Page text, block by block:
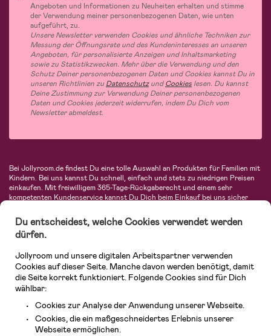
Angeboten und Informationen zu Neuheiten erhalten und stimme
der Verwendung meiner personenbezogenen Daten, wie unten
aufgeführt, zu.
Unsere Newsletter verwenden Cookies und ähnliche Techniken zur
Messung der Öffnungsrate und des Kundeninteresses an unseren
Angeboten, für personalisierte Anzeigen und Inhaltsmarketing
sowie zu Statistikzwecken. Mehr über die Verwendung und den
Schutz Deiner personenbezogenen Daten und Cookies kannst Du in
unseren Richtlinien zu DatenschutzundCookies lesen. Du kannst
Deine Zustimmung zur Verwendung Deiner personenbezogenen
Daten und Cookies jederzeit widerrufen, indem Du Dich vom
Newsletter abmeldest.
Bei Jollyroom.de findest Du eine tolle Auswahl an Produkten für Familien mit
Kindern. Bei uns kannst Du schnell, einfach und stets zu niedrigen Preisen
einkaufen. Mit freiwilligem 365-Tage-Rückgaberecht und einem sehr
kompetenten Kundenservice kannst Du Dich beim Einkauf bei uns sicher
Autositze, Kinder- und Babymode, Produkte für Mütter und eine Menge
fantastischer Einrichtungsgegenstände, Spielsachen, Babyprodukte und
vieles mehr. Wir haben Produkte von bekannten Herstellern wie Britax, Maxi-
Avent, Jack Wolfskin, Cybex, LEGO und vielen mehr. Schau Dich um in
unserer vielfältigen Online-Boutique für Kinder & Babys. Willkommen!
Du entscheidest, welche Cookies verwendet werden
dürfen.
Jollyroom und unsere digitalen Arbeitspartner verwenden
Cookies auf dieser Seite. Manche davon werden benötigt, damit
die Seite korrekt funktioniert. Folgende Cookies sind für Dich
wählbar:
Cookies zur Analyse der Anwendung unserer Webseite.
Cookies, die ein maßgeschneidertes Erlebnis unserer
Webseite ermöglichen.